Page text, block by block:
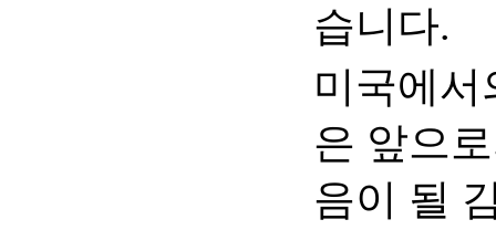
습니다.
미국에서
은 앞으
음이 될